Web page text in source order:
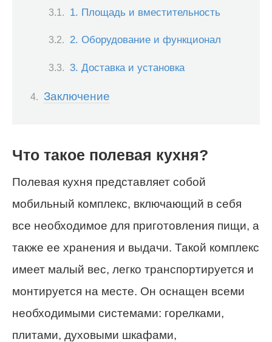
1. Площадь и вместительность
2. Оборудование и функционал
3. Доставка и установка
Заключение
Что такое полевая кухня?
Полевая кухня представляет собой
мобильный комплекс, включающий в себя
все необходимое для приготовления пищи, а
также ее хранения и выдачи. Такой комплекс
имеет малый вес, легко транспортируется и
монтируется на месте. Он оснащен всеми
необходимыми системами: горелками,
плитами, духовыми шкафами,